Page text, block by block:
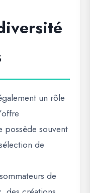
un rôle
possède souvent
de
de